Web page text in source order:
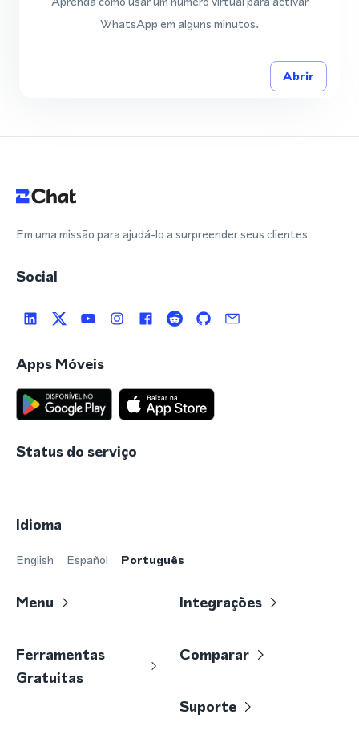
WhatsApp em alguns minutos.
Abrir
Em uma missão para ajudá-lo a surpreender seus clientes
Social
Apps Móveis
Status do serviço
Idioma
English Español Português
Menu Integrações
Ferramentas
Gratuitas
Comparar
Suporte